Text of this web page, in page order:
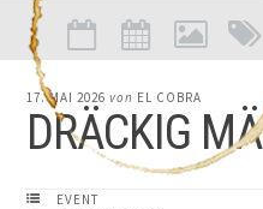
17. MAI 2026 von EL COBRA
DRÄCKIG
EVENT